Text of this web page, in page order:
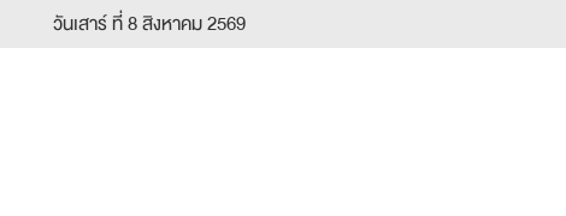
วันเสาร์ ที่ 8 สิงหาคม 2569